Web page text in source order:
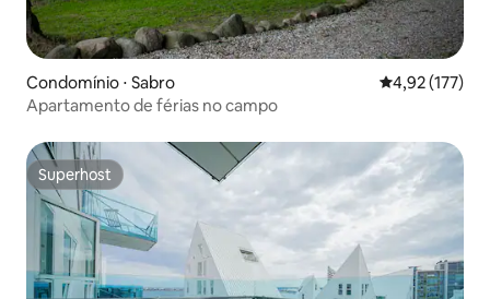
Condomínio ⋅ Sabro 4,92 de uma
4,92 (177)
Apartamento de férias no campo
Superhost
Superhost